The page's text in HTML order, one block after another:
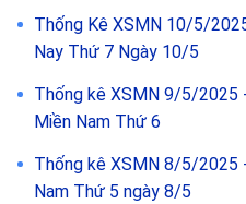
Trang chủ XSMB XSMN
Thống kê Loto gan
Thống kê